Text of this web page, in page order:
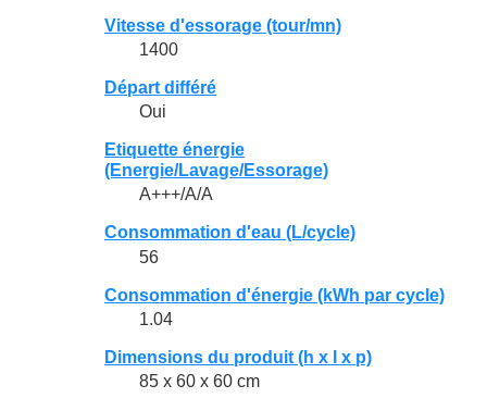
Vitesse d'essorage (tour/mn)
1400
Départ différé
Oui
Etiquette énergie
(Energie/Lavage/Essorage)
A+++/A/A
Consommation d'eau (L/cycle)
56
Consommation d'énergie (kWh par cycle)
1.04
Dimensions du produit (h x l x p)
85 x 60 x 60 cm